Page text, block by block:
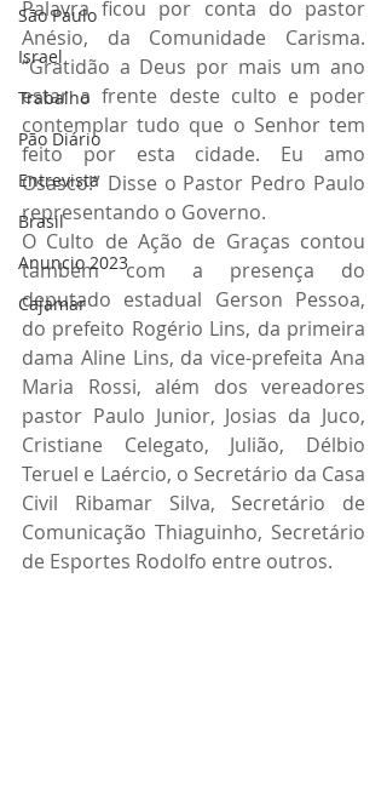
São Paulo
Israel
Trabalho
Pão Diário
Entrevista
Brasil
Anuncio 2023
Cajamar
Palavra ficou por conta do pastor
Anésio, da Comunidade Carisma.
“Gratidão a Deus por mais um ano
estar a frente deste culto e poder
contemplar tudo que o Senhor tem
feito por esta cidade. Eu amo
Osasco!” Disse o Pastor Pedro Paulo
representando o Governo.
O Culto de Ação de Graças contou
também com a presença do
deputado estadual Gerson Pessoa,
do prefeito Rogério Lins, da primeira
dama Aline Lins, da vice-prefeita Ana
Maria Rossi, além dos vereadores
pastor Paulo Junior, Josias da Juco,
Cristiane Celegato, Julião, Délbio
Teruel e Laércio, o Secretário da Casa
Civil Ribamar Silva, Secretário de
Comunicação Thiaguinho, Secretário
de Esportes Rodolfo entre outros.